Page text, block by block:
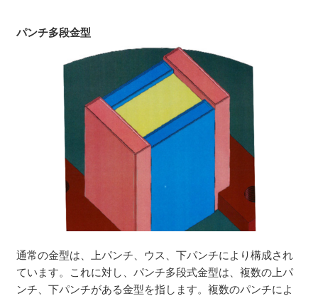
パンチ多段金型
通常の金型は、上パンチ、ウス、下パンチにより構成され
ています。これに対し、パンチ多段式金型は、複数の上パ
ンチ、下パンチがある金型を指します。複数のパンチによ